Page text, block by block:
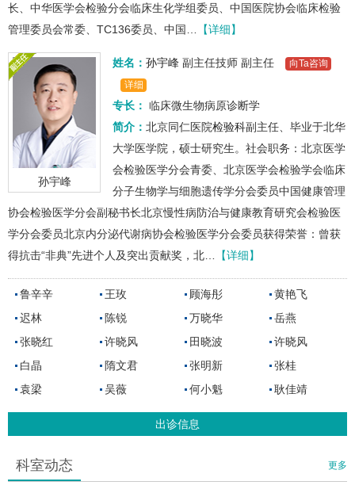
长、中华医学会检验分会临床生化学组委员、中国医院协会临床检验
管理委员会常委、TC136委员、中国…
【详细】
孙宇峰
姓名： 孙宇峰 副主任技师 副主任
向Ta咨询
详细
专长： 临床微生物病原诊断学
简介： 北京同仁医院检验科副主任、毕业于北华
大学医学院，硕士研究生。社会职务：北京医学
会检验医学分会青委、北京医学会检验学会临床
分子生物学与细胞遗传学分会委员中国健康管理
协会检验医学分会副秘书长北京慢性病防治与健康教育研究会检验医
学分会委员北京内分泌代谢病协会检验医学分会委员获得荣誉：曾获
得抗击“非典”先进个人及突出贡献奖，北…
【详细】
鲁辛辛 王玫 顾海彤
黄艳飞
迟林
陈锐 万晓华
岳燕
张晓红
许晓风 田晓波
许晓风
白晶
隋文君 张明新
张桂
袁梁
吴薇 何小魁 耿佳靖
出诊信息
更多
科室动态